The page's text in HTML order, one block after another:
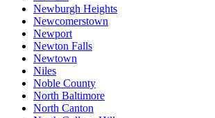
Newburgh Heights
Newcomerstown
Newport
Newton Falls
Newtown
Niles
Noble County
North Baltimore
North Canton